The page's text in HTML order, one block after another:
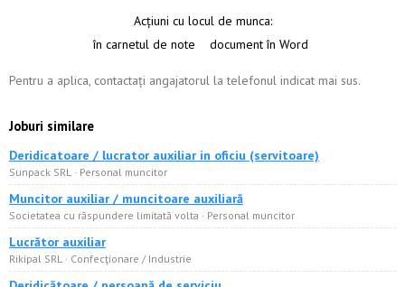
Acțiuni cu locul de munca:
în carnetul de note
document în Word
Pentru a aplica, contactați angajatorul la telefonul indicat mai sus.
Joburi similare
Deridicatoare / lucrator auxiliar in oficiu (servitoare)
Sunpack SRL · Personal muncitor
Muncitor auxiliar / muncitoare auxiliară
Societatea cu răspundere limitată volta · Personal muncitor
Lucrător auxiliar
Rikipal SRL · Confecţionare / Industrie